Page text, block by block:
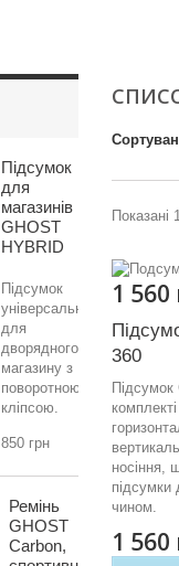
Підсумок
для
магазинів
GHOST
HYBRID
Підсумок
універсальний
для
дворядного
магазину з
поворотною
кліпсою.
850 грн
Ремінь
GHOST
Carbon,
Показані
1 560
360
носіння,
підсумки
чином.
1 560